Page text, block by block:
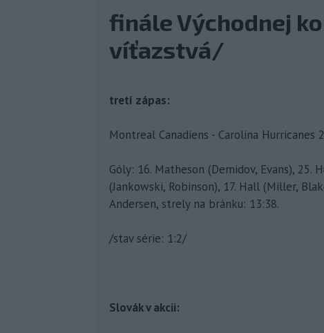
finále Východnej
víťazstvá/
tretí zápas:
Montreal Canadiens - Carolina Hurricanes
Góly: 16. Matheson (Demidov, Evans), 25.
(Jankowski, Robinson), 17. Hall (Miller,
Andersen, strely na bránku: 13:38.
/stav série: 1:2/
Slovák v akcii: